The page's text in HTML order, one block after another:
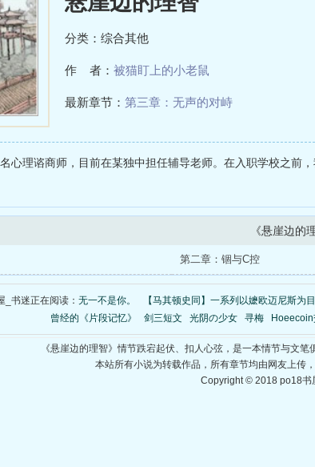
分类：综合其他
作 者： 被猫盯上的小老鼠
最新章节： 第三章：无声的对峙
心理谘商师，目前在某独中担任辅导老师。在入职学校之前，
《悬崖边的
第二章：锢与C控
_书迷正在阅读： 无一不是你。 【马其顿史同】一系列以嬷欧迈尼斯为
曾经的《片段记忆》
剑三短文 光阴の少女 寻梅
《悬崖边的理智》情节跌宕起伏、扣人心弦，是一本情节与文
本站所有小说为转载作品，所有章节均由网友上传
Copyright © 2018 po18书